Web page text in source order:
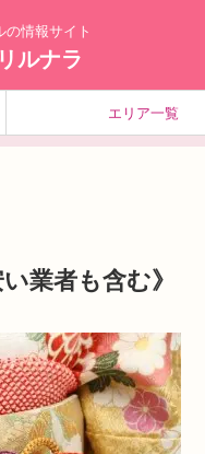
の情報サイト
ルナラ
エリア一覧
業者も含む》